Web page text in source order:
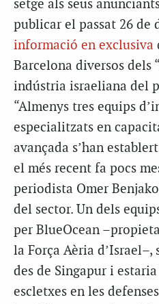
setge als seus
publicar el passat 26 de
informació en exclusiva
Barcelona diversos dels
indústria israeliana del
“Almenys tres equips
especialitzats en
avançada s’han
el més recent fa pocs
periodista Omer
del sector. Un dels
per BlueOcean
la Força Aèria
des de Singapur i
escletxes en les